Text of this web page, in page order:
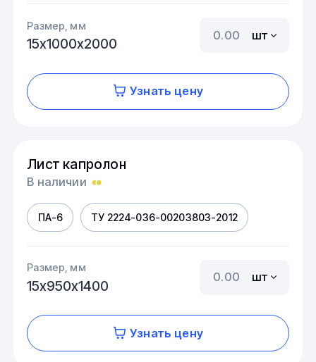
Размер, мм
15х1000х2000
шт
Узнать цену
Лист капролон
В наличии
ПА-6 ТУ 2224-036-00203803-2012
Размер, мм
15х950х1400
шт
Узнать цену